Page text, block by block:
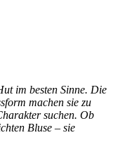
im besten Sinne. Die
machen sie zu
suchen. Ob
Bluse – sie